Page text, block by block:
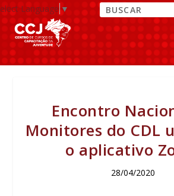
Language▼
Encontro
Monitores do CDL
o aplicativo
28/04/2020